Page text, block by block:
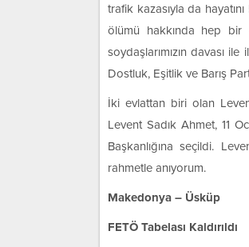
trafik kazasıyla da
ölümü hakkında hep bir
soydaşlarımızın davası
Dostluk, Eşitlik ve Barış
İki evlattan biri olan
Levent Sadık Ahmet, 11
Başkanlığına seçildi.
rahmetle anıyorum.
Makedonya – Üsküp
FETÖ Tabelası Kaldırıldı